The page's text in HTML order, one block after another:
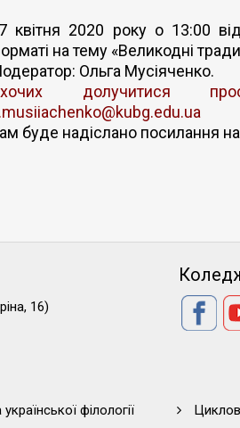
квітня 2020 року о 13:00
на тему «Великодні
Ольга Мусіяченко.
долучитися
буде надіслано посилання
16)
філології